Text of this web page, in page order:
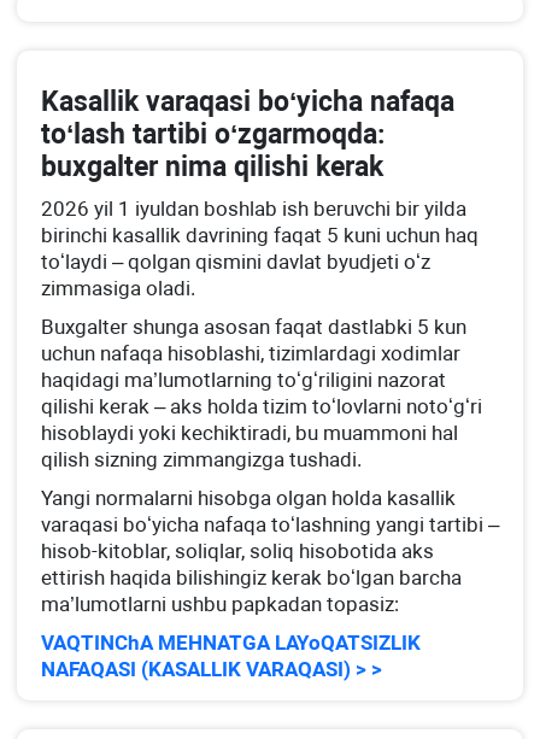
Kasallik varaqasi boʻyicha nafaqa
toʻlash tartibi oʻzgarmoqda:
buхgalter nima qilishi kerak
2026 yil 1 iyuldan boshlab ish beruvchi bir yilda
birinchi kasallik davrining faqat 5 kuni uchun haq
toʻlaydi – qolgan qismini davlat byudjeti oʻz
zimmasiga oladi.
Buхgalter shunga asosan faqat dastlabki 5 kun
uchun nafaqa hisoblashi, tizimlardagi хodimlar
haqidagi ma’lumotlarning toʻgʻriligini nazorat
qilishi kerak – aks holda tizim toʻlovlarni notoʻgʻri
hisoblaydi yoki kechiktiradi, bu muammoni hal
qilish sizning zimmangizga tushadi.
Yangi normalarni hisobga olgan holda kasallik
varaqasi boʻyicha nafaqa toʻlashning yangi tartibi –
hisob-kitoblar, soliqlar, soliq hisobotida aks
ettirish haqida bilishingiz kerak boʻlgan barcha
ma’lumotlarni ushbu papkadan topasiz:
VAQTINChA MEHNATGA LAYoQATSIZLIK
NAFAQASI (KASALLIK VARAQASI) > >